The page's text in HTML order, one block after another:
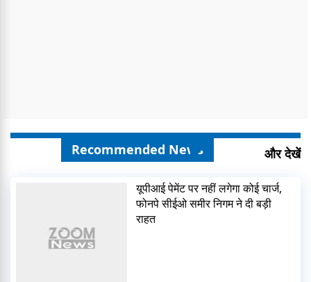
Recommended News और देखें
यूपीआई पेमेंट पर नहीं लगेगा कोई चार्ज,
फोनपे सीईओ समीर निगम ने दी बड़ी
राहत